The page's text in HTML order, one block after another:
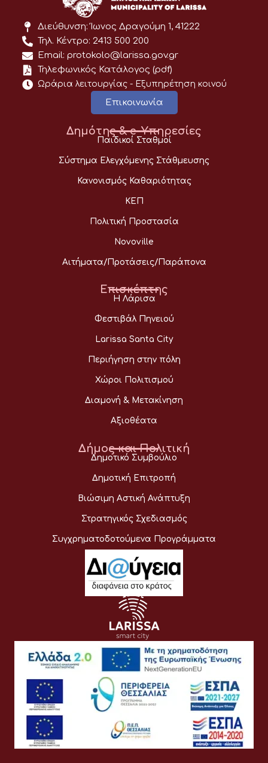
Διεύθυνση: Ίωνος Δραγούμη 1, 41222
Τηλ. Κέντρο: 2413 500 200
Email: protokolo@larissa.gov.gr
Τηλεφωνικός Κατάλογος (pdf)
Ωράρια λειτουργίας - Eξυπηρέτηση κοινού
Επικοινωνία
Δημότης & e-Υπηρεσίες
Παιδικοί Σταθμοί
Σύστημα Ελεγχόμενης Στάθμευσης
Κανονισμός Καθαριότητας
ΚΕΠ
Πολιτική Προστασία
Novoville
Αιτήματα/Προτάσεις/Παράπονα
Επισκέπτης
Η Λάρισα
Φεστιβάλ Πηνειού
Larissa Santa City
Περιήγηση στην πόλη
Χώροι Πολιτισμού
Διαμονή & Μετακίνηση
Αξιοθέατα
Δήμος και Πολιτική
Δημοτικό Συμβούλιο
Δημοτική Επιτροπή
Βιώσιμη Αστική Ανάπτυξη
Στρατηγικός Σχεδιασμός
Συγχρηματοδοτούμενα Προγράμματα